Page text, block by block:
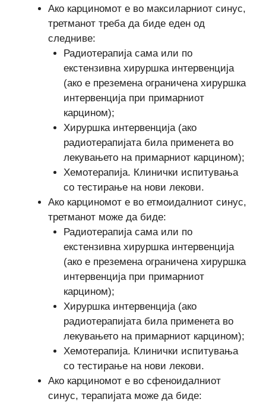
Ако карциномот е во максиларниот синус,
третманот треба да биде еден од
следниве:
Радиотерапија сама или по
екстензивна хируршка интервенција
(ако е преземена ограничена хируршка
интервенција при примарниот
карцином);
Хируршка интервенција (ако
радиотерапијата била применета во
лекувањето на примарниот карцином);
Хемотерапија. Клинички испитувања
со тестирање на нови лекови.
Ако карциномот е во етмоидалниот синус,
третманот може да биде:
Радиотерапија сама или по
екстензивна хируршка интервенција
(ако е преземена ограничена хируршка
интервенција при примарниот
карцином);
Хируршка интервенција (ако
радиотерапијата била применета во
лекувањето на примарниот карцином);
Хемотерапија. Клинички испитувања
со тестирање на нови лекови.
Ако карциномот е во сфеноидалниот
синус, терапијата може да биде: